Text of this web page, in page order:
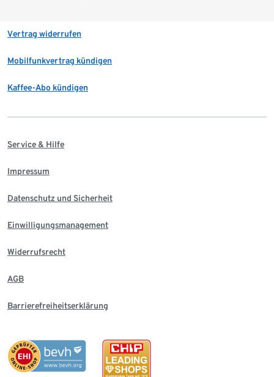
Vertrag widerrufen
Mobilfunkvertrag kündigen
Kaffee-Abo kündigen
Service & Hilfe
Impressum
Datenschutz und Sicherheit
Einwilligungsmanagement
Widerrufsrecht
AGB
Barrierefreiheitserklärung